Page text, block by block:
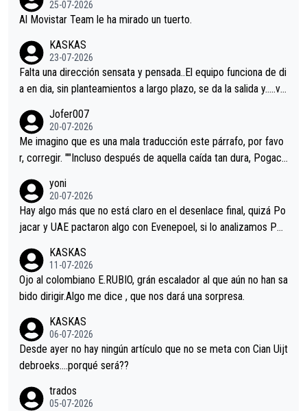
25-07-2026
Al Movistar Team le ha mirado un tuerto.
KASKAS
23-07-2026
Falta una dirección sensata y pensada..El equipo funciona de di
a en dia, sin planteamientos a largo plazo, se da la salida y…..ve
Minguez, Velez etc etc.Me da pena vivir estos momentos tan
tristes sin victorias.
Jofer007
20-07-2026
Me imagino que es una mala traducción este párrafo, por favo
r, corregir. ""Incluso después de aquella caída tan dura, Pogaca
permaneció pegado a su rueda. Parecía increíble la forma en l
a que era capaz de controlar el miedo", recordó."
yoni
20-07-2026
Hay algo más que no está claro en el desenlace final, quizá Po
jacar y UAE pactaron algo con Evenepoel, si lo analizamos Poj
i sin pedalear, luego está el saludo con Evenepoel dándose la
mano de una manera muy fraternal, más allá de los típicos toqu
es en el hombro con que saludaba a Vingegard. Ahí hubo una in
eta, a ver si por querer poner a Del Toro con calzador en posi
ción de podio UAE y Pojacar se van complicar el tour.
KASKAS
11-07-2026
Ojo al colombiano E.RUBIO, grán escalador al que aún no han sa
bido dirigir.Algo me dice , que nos dará una sorpresa.
KASKAS
06-07-2026
Desde ayer no hay ningún artículo que no se meta con Cian Uijt
debroeks….porqué será??
trados
05-07-2026